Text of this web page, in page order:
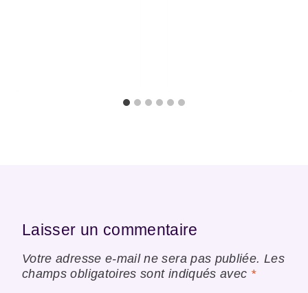
Laisser un commentaire
Votre adresse e-mail ne sera pas publiée. Les
champs obligatoires sont indiqués avec *